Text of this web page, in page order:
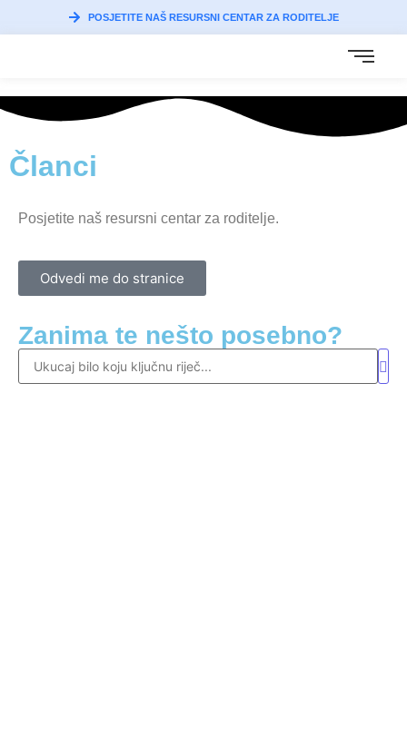
POSJETITE NAŠ RESURSNI CENTAR ZA RODITELJE
Članci
Posjetite naš resursni centar za roditelje.
Odvedi me do stranice
Zanima te nešto posebno?